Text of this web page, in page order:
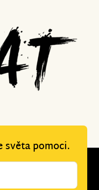
světa pomoci.